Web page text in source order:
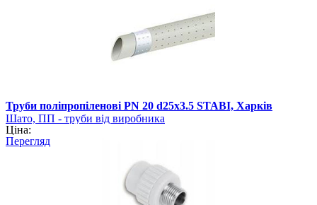
Труби поліпропіленові PN 20 d25х3.5 STABI, Харків
Шато, ПП - труби від виробника
Ціна:
Перегляд